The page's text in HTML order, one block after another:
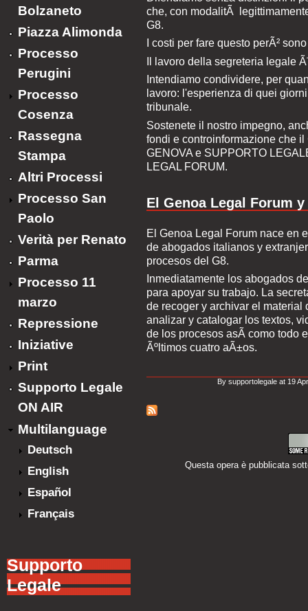
Bolzaneto
Piazza Alimonda
Processo
Perugini
Processo
Cosenza
Rassegna
Stampa
Altri Processi
Processo San
Paolo
Verità per Renato
Parma
Processo 11
marzo
Repressione
Iniziative
Print
Supporto Legale
ON AIR
Multilanguage
Deutsch
English
Español
Français
Supporto
Legale
che, con modalitÃ
G8.
I costi per fare questo perÃ²
Il lavoro della segreteria legale
Intendiamo condividere, per
lavoro: l'esperienza di quei
tribunale.
Sostenete il nostro impegno,
fondi e controinformazione che
GENOVA e SUPPORTO
LEGAL FORUM.
El Genoa Legal Forum
El Genoa Legal Forum nace en
de abogados italianos y
procesos del G8.
Inmediatamente los abogados
para apoyar su trabajo. La
de recoger y archivar el
analizar y catalogar los textos,
de los procesos asÃ­ como todo
Ãºltimos cuatro aÃ±os.
By supportolegale at 19
Questa opera è pubblicata